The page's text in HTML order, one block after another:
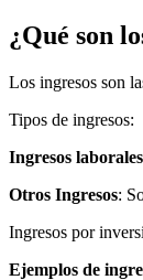
¿Qué son
Los ingresos son
Tipos de ingresos:
Ingresos
Otros Ingresos:
Ingresos por
Ejemplos de